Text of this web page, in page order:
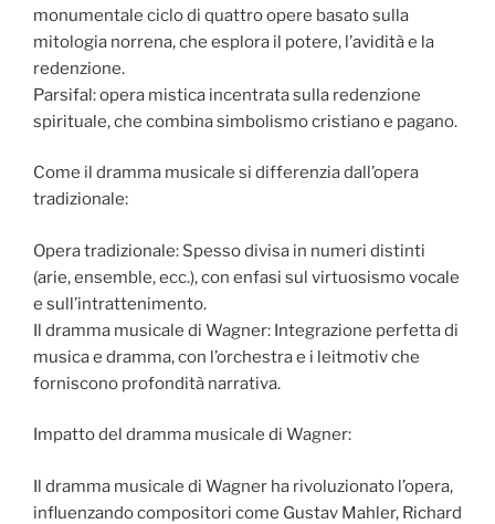
monumentale ciclo di quattro opere basato sulla
mitologia norrena, che esplora il potere, l’avidità e la
redenzione.
Parsifal: opera mistica incentrata sulla redenzione
spirituale, che combina simbolismo cristiano e pagano.
Come il dramma musicale si differenzia dall’opera
tradizionale:
Opera tradizionale: Spesso divisa in numeri distinti
(arie, ensemble, ecc.), con enfasi sul virtuosismo vocale
e sull’intrattenimento.
Il dramma musicale di Wagner: Integrazione perfetta di
musica e dramma, con l’orchestra e i leitmotiv che
forniscono profondità narrativa.
Impatto del dramma musicale di Wagner:
Il dramma musicale di Wagner ha rivoluzionato l’opera,
influenzando compositori come Gustav Mahler, Richard